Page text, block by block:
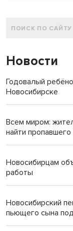
Новости
Годовалый
Новосибирске
Всем миром:
найти пропавшего
Новосибирцам
работы
Новосибирский
пьющего сына